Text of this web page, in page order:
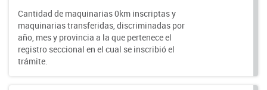
Cantidad de maquinarias 0km inscriptas y
maquinarias transferidas, discriminadas por
año, mes y provincia a la que pertenece el
registro seccional en el cual se inscribió el
trámite.